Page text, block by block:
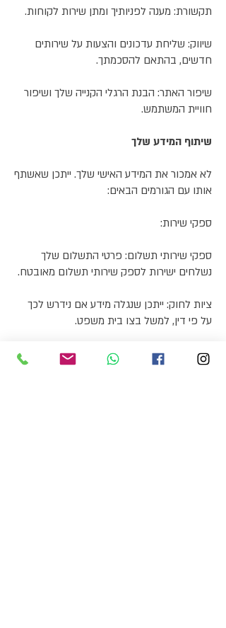
תקשורת: מענה לפניותיך ומתן שירות לקוחות.
שיווק: שליחת עדכונים והצעות על שירותים
חדשים, בהתאם להסכמתך.
שיפור האתר: הבנת הרגלי הקנייה שלך ושיפור
חוויית המשתמש.
שיתוף המידע שלך
לא אמכור את המידע האישי שלך. ייתכן שאשתף
אותו עם הגורמים הבאים:
ספקי שירות:
ספקי שירותי תשלום: פרטי התשלום שלך
נשלחים ישירות לספק שירותי תשלום מאובטח.
ציות לחוק: ייתכן שנגלה מידע אם נידרש לכך
על פי דין, למשל בצו בית משפט.
הזכויות שלך על פי חוק הגנת הפרטיות
בישראל